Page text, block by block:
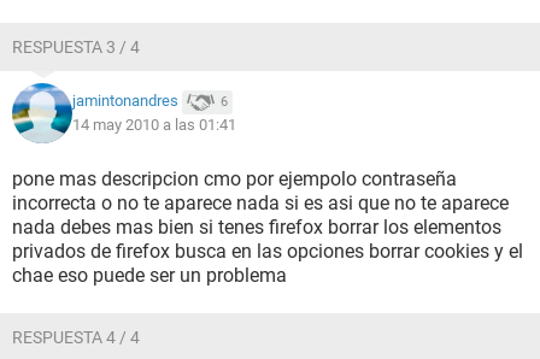
RESPUESTA 3 / 4
jamintonandres 6
14 may 2010 a las 01:41
pone mas descripcion cmo por ejempolo contraseña
incorrecta o no te aparece nada si es asi que no te aparece
nada debes mas bien si tenes firefox borrar los elementos
privados de firefox busca en las opciones borrar cookies y el
chae eso puede ser un problema
RESPUESTA 4 / 4